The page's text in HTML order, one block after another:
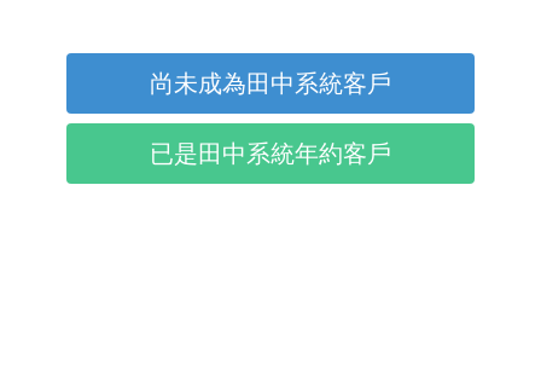
尚未成為田中系統客戶
已是田中系統年約客戶